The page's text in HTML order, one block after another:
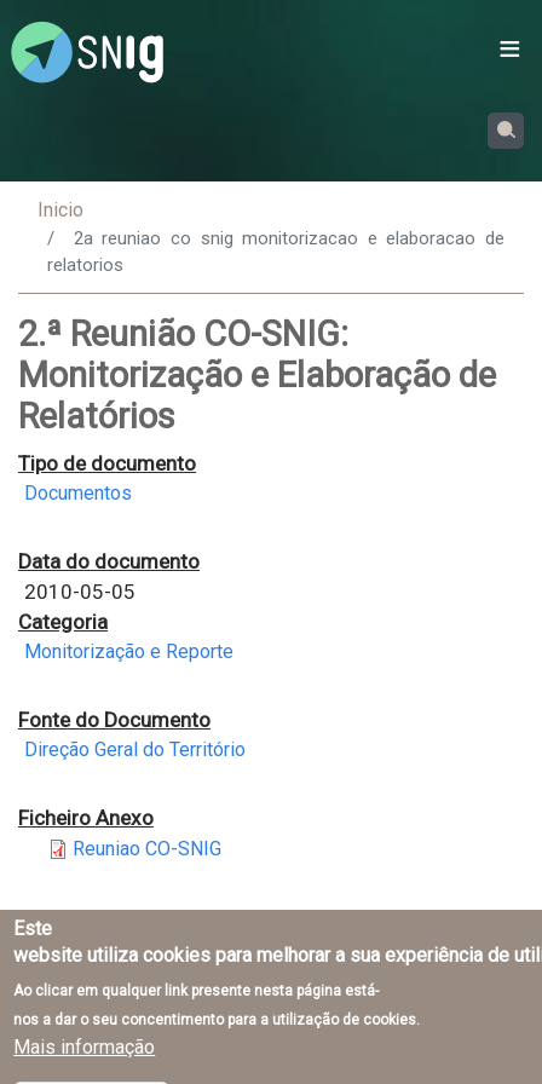
Inicio
2a reuniao co snig monitorizacao e elaboracao de
relatorios
2.ª Reunião CO-SNIG:
Monitorização e Elaboração de
Relatórios
Tipo de documento
Documentos
Data do documento
2010-05-05
Categoria
Monitorização e Reporte
Fonte do Documento
Direção Geral do Território
Ficheiro Anexo
Reuniao CO-SNIG
Direção-Geral do Território © 2026
Este
website utiliza cookies para melhorar a sua experiência de
Ao clicar em qualquer link presente nesta página está-
nos a dar o seu concentimento para a utilização de cookies.
Mais informação